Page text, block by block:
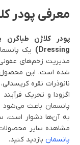
معرفی پودر
Dressing)
یک
مدیریت زخم‌های
شده است. این محصول
نانوذرات نقره
اگزودا و تحریک
پانسمان باعث
به آن‌ها دشوار
مشاهده سایر
پانسمان بازدید کنید.